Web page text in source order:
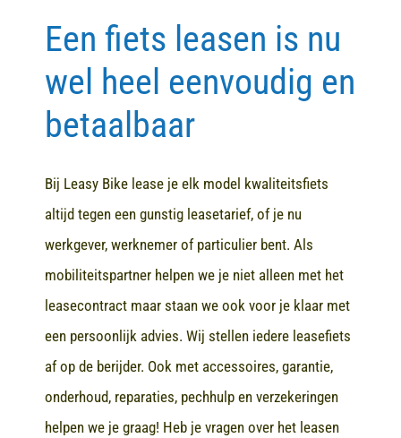
Contact
Een fiets leasen is nu
wel heel eenvoudig en
betaalbaar
Bij Leasy Bike lease je elk model kwaliteitsfiets
altijd tegen een gunstig leasetarief, of je nu
werkgever, werknemer of particulier bent. Als
mobiliteitspartner helpen we je niet alleen met het
leasecontract maar staan we ook voor je klaar met
een persoonlijk advies. Wij stellen iedere leasefiets
af op de berijder. Ook met accessoires, garantie,
onderhoud, reparaties, pechhulp en verzekeringen
helpen we je graag! Heb je vragen over het leasen